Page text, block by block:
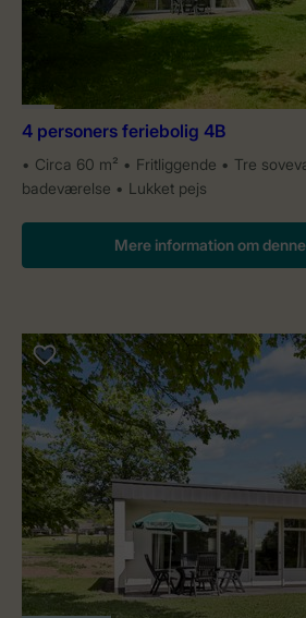
4 personers feriebolig 4B
Circa 60 m² Fritliggende Tre
badeværelse
Lukket pejs
Mere information om